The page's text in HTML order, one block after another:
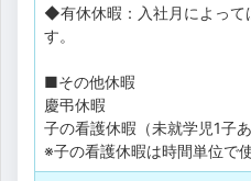
◆有休休暇：入社月によって
す。
■その他休暇
慶弔休暇
子の看護休暇（未就学児1子
※子の看護休暇は時間単位で